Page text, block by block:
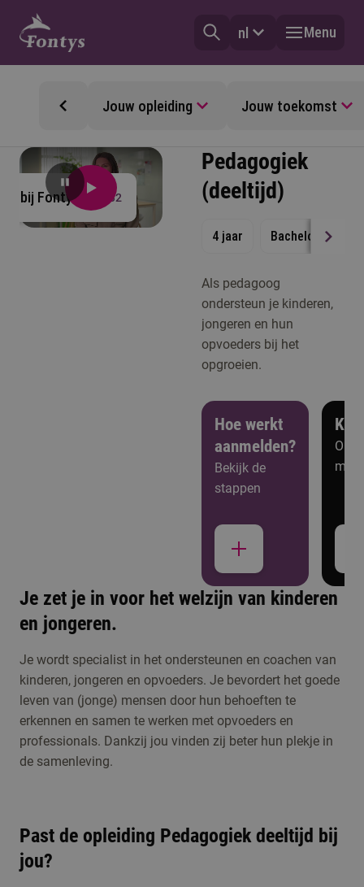
nl Menu
Jouw opleiding Jouw toekomst
bij Fontys 1:32
Pedagogiek
(deeltijd)
4 jaar Bachelor
Als pedagoog
ondersteun je kinderen,
jongeren en hun
opvoeders bij het
opgroeien.
Hoe werkt
aanmelden?
Bekijk de
stappen
meer
Studiekeuzeactiviteiten
Kennismaken met Pedagogiek
Meld je aan voor de open dag, een online
voorlichting of één van de andere activiteiten om
kennis te maken met de opleiding.
Je zet je in voor het welzijn van kinderen
en jongeren.
Je wordt specialist in het ondersteunen en coachen van
kinderen, jongeren en opvoeders. Je bevordert het goede
leven van (jonge) mensen door hun behoeften te
erkennen en samen te werken met opvoeders en
professionals. Dankzij jou vinden zij beter hun plekje in
de samenleving.
Past de opleiding Pedagogiek deeltijd bij
jou?